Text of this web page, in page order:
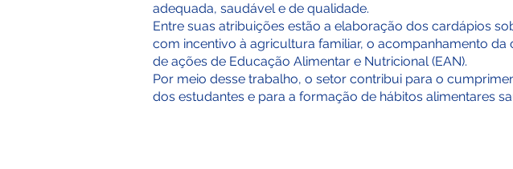
adequada, saudável e de qualidade.
Entre suas atribuições estão a elaboração dos cardápios
com incentivo à agricultura familiar, o acompanhamento
de ações de Educação Alimentar e Nutricional (EAN).
Por meio desse trabalho, o setor contribui para o
dos estudantes e para a formação de hábitos alimentares